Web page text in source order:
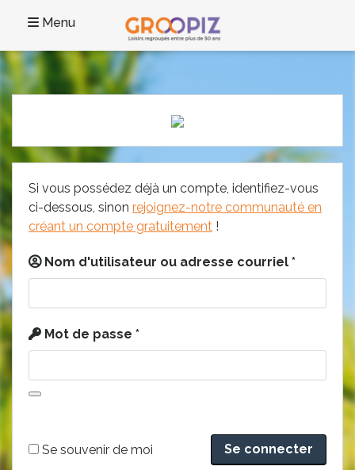
Menu
Si vous possédez déjà un compte, identifiez-vous
ci-dessous, sinon rejoignez-notre communauté en
créant un compte gratuitement !
Nom d'utilisateur ou adresse courriel *
Mot de passe *
Alternative:
Se souvenir de moi